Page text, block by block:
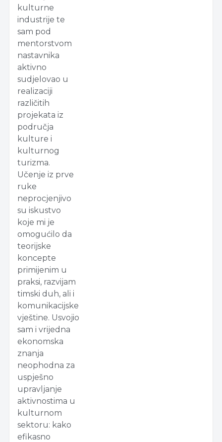
kulturne
industrije te
sam pod
mentorstvom
nastavnika
aktivno
sudjelovao u
realizaciji
različitih
projekata iz
područja
kulture i
kulturnog
turizma.
Učenje iz prve
ruke
neprocjenjivo
su iskustvo
koje mi je
omogućilo da
teorijske
koncepte
primijenim u
praksi, razvijam
timski duh, ali i
komunikacijske
vještine. Usvojio
sam i vrijedna
ekonomska
znanja
neophodna za
uspješno
upravljanje
aktivnostima u
kulturnom
sektoru: kako
efikasno